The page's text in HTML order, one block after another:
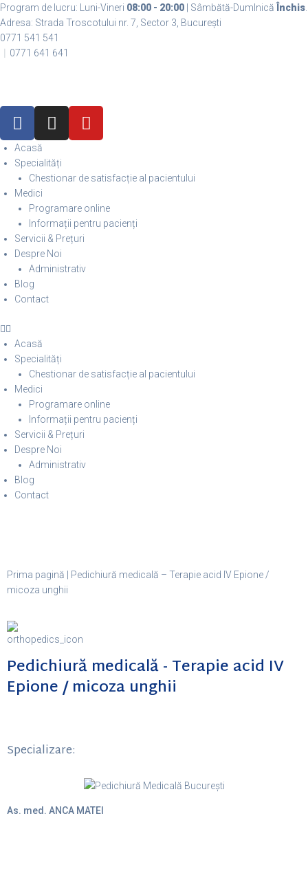
Program de lucru: Luni-Vineri 08:00 - 20:00 | Sâmbătă-DumInică Închis
Adresa: Strada Troscotului nr. 7, Sector 3, București
0771 541 541
0771 641 641
Acasă
Specialități
Chestionar de satisfacție al pacientului
Medici
Programare online
Informații pentru pacienți
Servicii & Prețuri
Despre Noi
Administrativ
Blog
Contact
Acasă
Specialități
Chestionar de satisfacție al pacientului
Medici
Programare online
Informații pentru pacienți
Servicii & Prețuri
Despre Noi
Administrativ
Blog
Contact
Prima pagină
Pedichiură medicală – Terapie acid IV Epione /
micoza unghii
Pedichiură medicală - Terapie acid IV
Epione / micoza unghii
Specializare:
As. med. ANCA MATEI